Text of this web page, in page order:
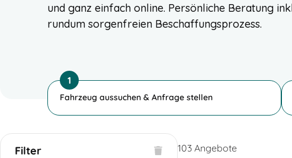
und ganz einfach online. Persönliche Beratung
rundum sorgenfreien Beschaffungsprozess.
1
Fahrzeug aussuchen & Anfrage stellen
Filter 103 Angebote